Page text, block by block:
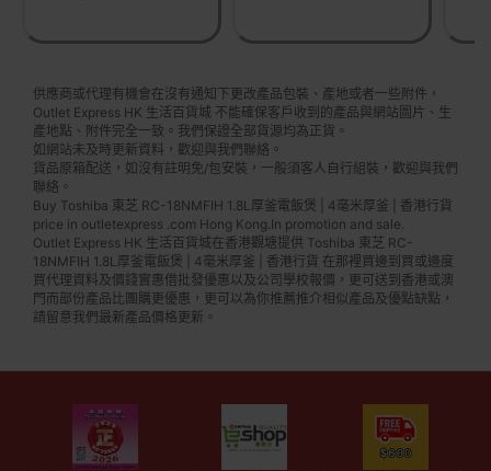
供應商或代理有機會在沒有通知下更改產品包裝、產地或者一些附件，
Outlet Express HK 生活百貨城 不能確保客戶收到的產品與網站圖片、生
產地點、附件完全一致。我們保證全部貨源均為正貨。
如網站未及時更新資料，歡迎與我們聯絡。
貨品原箱配送，如沒有註明免/包安裝，一般須客人自行組裝，歡迎與我們
聯絡。
Buy Toshiba 東芝 RC-18NMFIH 1.8L厚釜電飯煲 | 4毫米厚釜 | 香港行貨
price in outletexpress .com Hong Kong.In promotion and sale.
Outlet Express HK 生活百貨城在香港觀塘提供 Toshiba 東芝 RC-
18NMFIH 1.8L厚釜電飯煲 | 4毫米厚釜 | 香港行貨 在那裡買邊到買或邊度
買代理資料及價錢實惠借批發優惠以及公司學校報價，更可送到香港或澳
門而部份產品比團購更優惠，更可以為你推薦推介相似產品及優點缺點，
請留意我們最新產品價格更新。